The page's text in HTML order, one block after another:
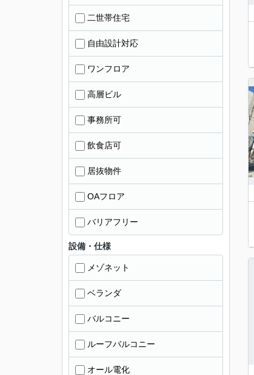
二世帯住宅
自由設計対応
ワンフロア
高層ビル
事務所可
飲食店可
居抜物件
OAフロア
バリアフリー
設備・仕様
メゾネット
ベランダ
バルコニー
ルーフバルコニー
オール電化